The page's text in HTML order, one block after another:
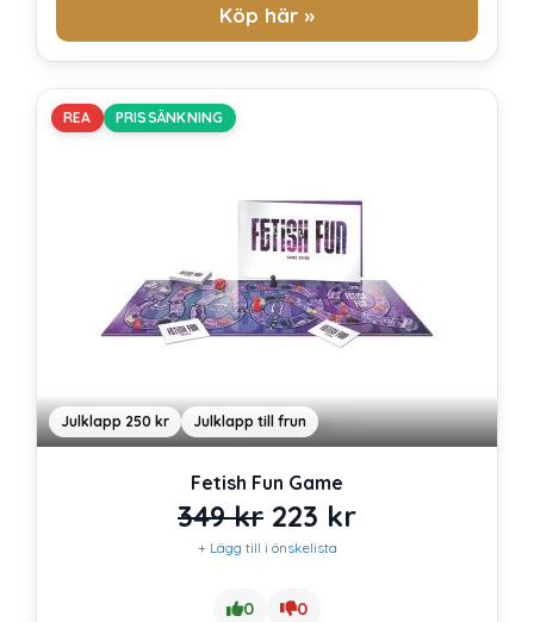
Köp här »
REA PRISSÄNKNING
Julklapp 250 kr Julklapp till frun
Fetish Fun Game
349kr Det
ursprungliga
priset
223 krDet
+ Lägg till i önskelista
0 0